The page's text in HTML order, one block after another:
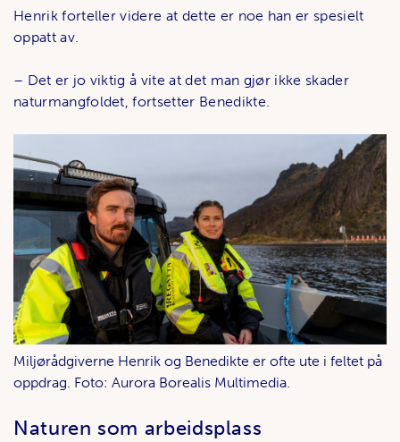
Henrik forteller videre at dette er noe han er spesielt
oppatt av.
– Det er jo viktig å vite at det man gjør ikke skader
naturmangfoldet, fortsetter Benedikte.
Miljørådgiverne Henrik og Benedikte er ofte ute i feltet på
oppdrag. Foto: Aurora Borealis Multimedia.
Naturen som arbeidsplass